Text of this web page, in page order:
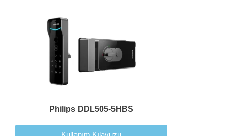
Philips DDL505-5HBS